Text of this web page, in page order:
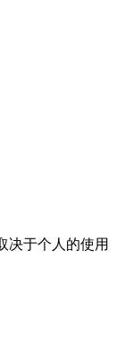
决于个人的使用